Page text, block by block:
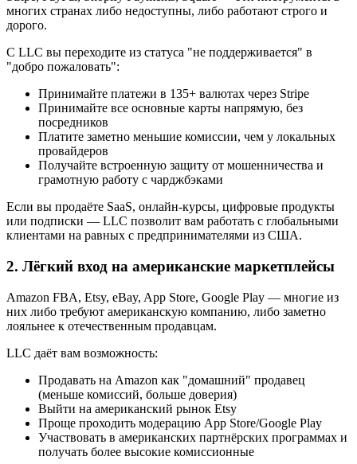
многих странах либо недоступны, либо работают строго и
дорого.
С LLC вы переходите из статуса "не поддерживается" в
"добро пожаловать":
Принимайте платежи в 135+ валютах через Stripe
Принимайте все основные карты напрямую, без
посредников
Платите заметно меньшие комиссии, чем у локальных
провайдеров
Получайте встроенную защиту от мошенничества и
грамотную работу с чарджбэками
Если вы продаёте SaaS, онлайн-курсы, цифровые продукты
или подписки — LLC позволит вам работать с глобальными
клиентами на равных с предпринимателями из США.
2. Лёгкий вход на американские маркетплейсы
Amazon FBA, Etsy, eBay, App Store, Google Play — многие из
них либо требуют американскую компанию, либо заметно
лояльнее к отечественным продавцам.
LLC даёт вам возможность:
Продавать на Amazon как "домашний" продавец
(меньше комиссий, больше доверия)
Выйти на американский рынок Etsy
Проще проходить модерацию App Store/Google Play
Участвовать в американских партнёрских программах и
получать более высокие комиссионные